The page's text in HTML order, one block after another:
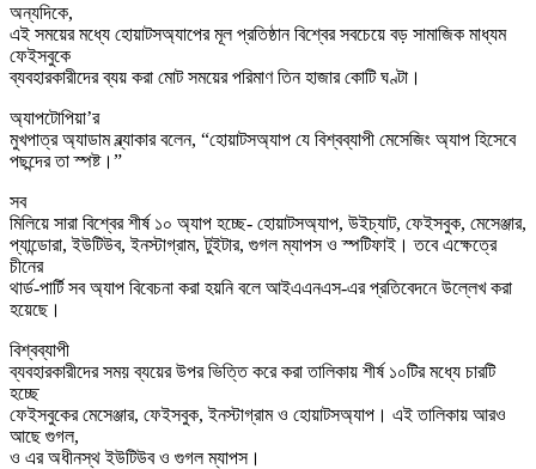
অন্যদিকে,
এই সময়ের মধ্যে হোয়াটসঅ্যাপের মূল প্রতিষ্ঠান বিশ্বের সবচেয়ে বড় সামাজিক মাধ্যম
ফেইসবুকে
ব্যবহারকারীদের ব্যয় করা মোট সময়ের পরিমাণ তিন হাজার কোটি ঘণ্টা।
অ্যাপটোপিয়া’র
মুখপাত্র অ্যাডাম ব্ল্যাকার বলেন, “হোয়াটসঅ্যাপ যে বিশ্বব্যাপী মেসেজিং অ্যাপ হিসেবে
পছন্দের তা স্পষ্ট।”
সব
মিলিয়ে সারা বিশ্বের শীর্ষ ১০ অ্যাপ হচ্ছে- হোয়াটসঅ্যাপ, উইচ্যাট, ফেইসবুক, মেসেঞ্জার,
প্যান্ডোরা, ইউটিউব, ইনস্টাগ্রাম, টুইটার, গুগল ম্যাপস ও স্পটিফাই। তবে এক্ষেত্রে
চীনের
থার্ড-পার্টি সব অ্যাপ বিবেচনা করা হয়নি বলে আইএএনএস-এর প্রতিবেদনে উল্লেখ করা
হয়েছে।
বিশ্বব্যাপী
ব্যবহারকারীদের সময় ব্যয়ের উপর ভিত্তি করে করা তালিকায় শীর্ষ ১০টির মধ্যে চারটি
হচ্ছে
ফেইসবুকের মেসেঞ্জার, ফেইসবুক, ইনস্টাগ্রাম ও হোয়াটসঅ্যাপ। এই তালিকায় আরও
আছে গুগল,
ও এর অধীনস্থ ইউটিউব ও গুগল ম্যাপস।